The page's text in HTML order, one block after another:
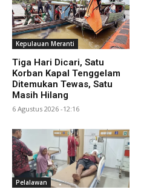
Kepulauan Meranti
Tiga Hari Dicari, Satu
Korban Kapal Tenggelam
Ditemukan Tewas, Satu
Masih Hilang
6 Agustus 2026 -12:16
Pelalawan